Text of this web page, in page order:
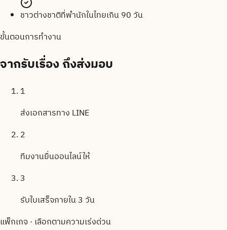
ชาวต่างชาติที่พำนักในไทยเกิน 90 วัน
ขั้นตอนการทำงาน
จากรับเรื่องถึงส่งมอบ
1
ส่งเอกสารทาง LINE
2
ทีมงานยื่นออนไลน์ให้
3
รับใบเสร็จภายใน 3 วัน
แพ็กเกจ · เลือกตามความเร่งด่วน